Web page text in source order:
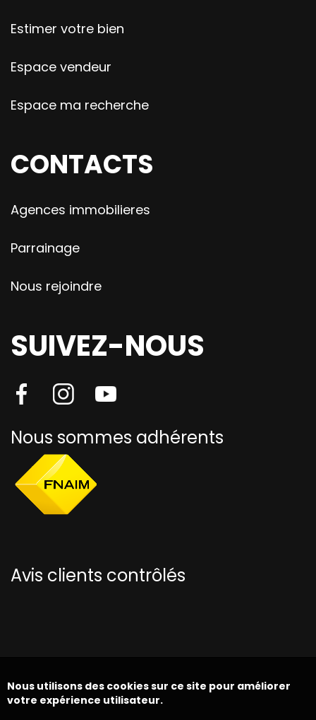
Estimer votre bien
Espace vendeur
Espace ma recherche
CONTACTS
Agences immobilieres
Parrainage
Nous rejoindre
SUIVEZ-NOUS
Nous sommes adhérents
Avis clients contrôlés
Nous utilisons des cookies sur ce site pour améliorer
votre expérience utilisateur.